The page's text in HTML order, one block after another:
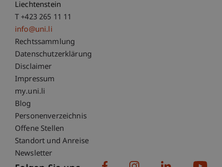
Liechtenstein
T +423 265 11 11
info@uni.li
Fußzeile Rechtliche Hinweise
Rechtssammlung
Datenschutzerklärung
Disclaimer
Impressum
Fußzeile Subdomain-Verzeichnis
my.uni.li
Blog
Personenverzeichnis
Offene Stellen
Standort und Anreise
Newsletter